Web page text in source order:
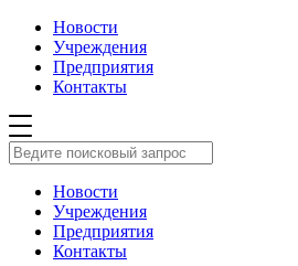
Новости
Учреждения
Предприятия
Контакты
Новости
Учреждения
Предприятия
Контакты